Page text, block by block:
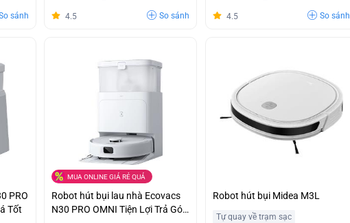
sánh 4.5 So sánh 4.5 So sánh
PRO
Tốt
MUA ONLINE GIÁ RẺ QUÁ
Robot hút bụi lau nhà Ecovacs
N30 PRO OMNI Tiện Lợi Trả Góp
Robot hút bụi Midea M3L
Tự quay về trạm sạc